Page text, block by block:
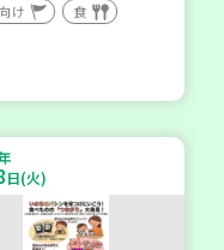
け 食
日(火)